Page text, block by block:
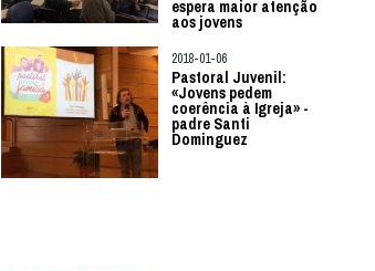
espera maior atenção
aos jovens
2018-01-06
Pastoral Juvenil:
«Jovens pedem
coerência à Igreja» -
padre Santi
Dominguez